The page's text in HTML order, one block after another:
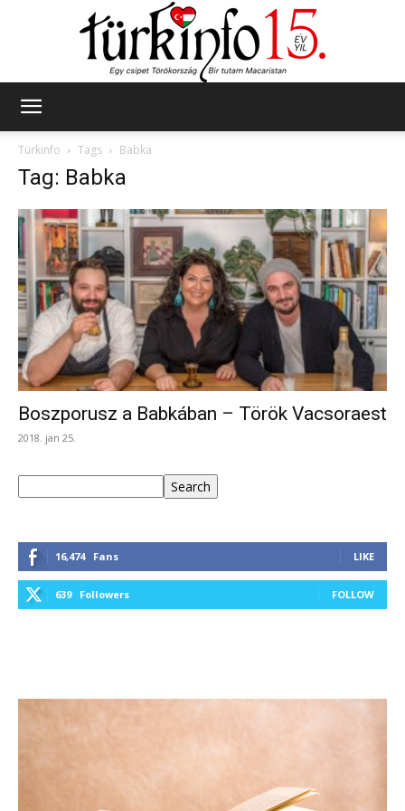
Türkinfo
Tags Babka
Tag: Babka
Boszporusz a Babkában – Török Vacsoraest
2018. jan 25.
Search
16,474 Fans LIKE
639 Followers FOLLOW